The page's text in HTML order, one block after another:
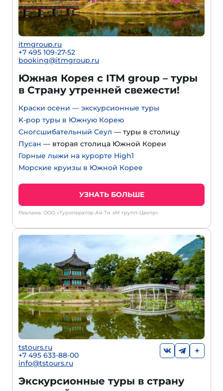
itmgroup.ru
+7 495 109-27-52
booking@itmgroup.ru
Южная Корея с ITM group – туры
в Страну утренней свежести!
Краски осени — экскурсионные туры
K-pop туры в Южную Корею
Сногсшибательный Сеул — туры в столицу
Пусан — вторая столица Южной Кореи
Горные лыжи на курорте High1
Морские круизы в Южной Корее
УЗНАТЬ БОЛЬШЕ
Реклама: ООО «Туроператор Ай Ти эМ групп-Центр»
tstours.ru
+7 495 633-88-00
info@tstours.ru
Экскурсионные туры в страну